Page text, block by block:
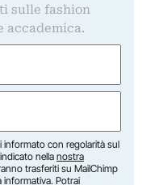
sulle fashion
accademica.
informato con regolarità sul
nella nostra
trasferiti su MailChimp
informativa. Potrai